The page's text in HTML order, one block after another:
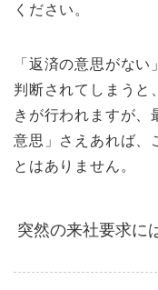
ください。
「返済の意思がな
判断されてしまうと
きが行われますが、
意思」さえあれば、
とはありません。
突然の来社要求に